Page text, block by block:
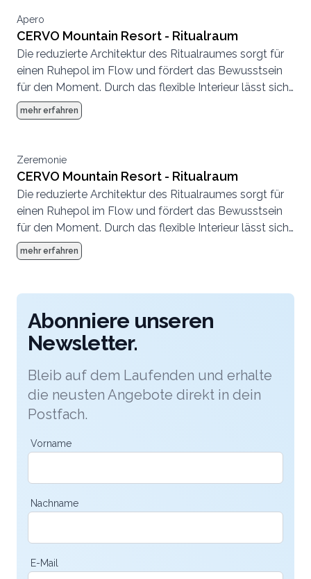
Apero
CERVO Mountain Resort - Ritualraum
Die reduzierte Architektur des Ritualraumes sorgt für
einen Ruhepol im Flow und fördert das Bewusstsein
für den Moment. Durch das flexible Interieur lässt sich
der Raum ganz unterschiedlich nutzen.
mehr erfahren
Zeremonie
CERVO Mountain Resort - Ritualraum
Die reduzierte Architektur des Ritualraumes sorgt für
einen Ruhepol im Flow und fördert das Bewusstsein
für den Moment. Durch das flexible Interieur lässt sich
der Raum ganz unterschiedlich nutzen.
mehr erfahren
Abonniere unseren
Newsletter.
Bleib auf dem Laufenden und erhalte
die neusten Angebote direkt in dein
Postfach.
Vorname
Nachname
E-Mail